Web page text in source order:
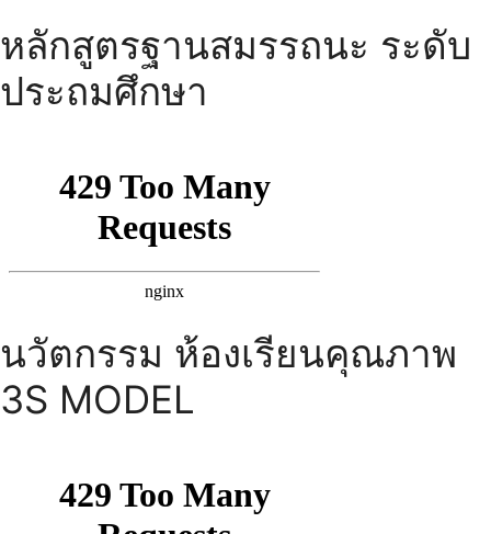
หลักสูตรฐานสมรรถนะ ระดับ
ประถมศึกษา
นวัตกรรม ห้องเรียนคุณภาพ
3S MODEL